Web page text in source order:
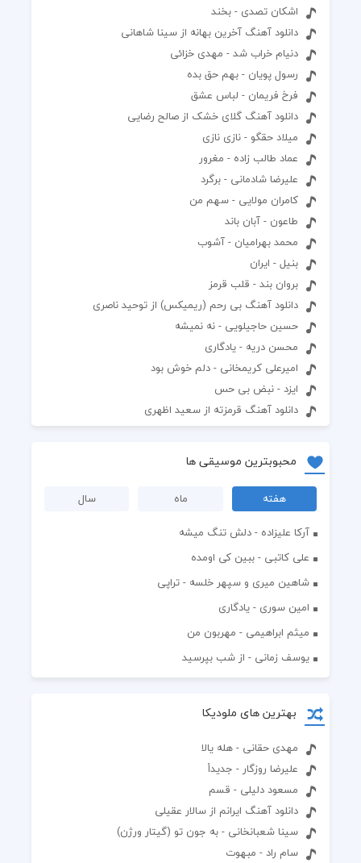
اشکان تصدی - بخند
دانلود آهنگ آخرین بهانه از سینا شاهانی
دنیام خراب شد - مهدی خزائی
رسول پویان - بهم حق بده
فرخ فریمان - لباس عشق
دانلود آهنگ گلای خشک از صالح رضایی
میلاد حقگو - نازی نازی
عماد طالب زاده - مغرور
علیرضا شادمانی - برگرد
کامران مولایی - سهم من
طاعون - آبان باند
محمد بهرامیان - آشوب
بنیل - ایران
بروان بند - قلب قرمز
دانلود آهنگ بی رحم (ریمیکس) از توحید ناصری
حسین حاجیلویی - نه نمیشه
محسن دریه - یادگاری
امیرعلی کریمخانی - دلم خوش بود
ایزد - نبض بی حس
دانلود آهنگ قرمزته از سعید اظهری
محبوبترین موسیقی ها
هفته ماه
سال
آرکا علیزاده - دلش تنگ میشه
علی کاتبی - ببین کی اومده
شاهین میری و سپهر خلسه - تراپی
امین سوری - یادگاری
میثم ابراهیمی - مهربون من
یوسف زمانی - از شب بپرسید
بهترین های ملودیکا
مهدی حقانی - هله یالا
علیرضا روزگار - جدیدأ
مسعود دلیلی - قسم
دانلود آهنگ ایرانم از سالار عقیلی
سینا شعبانخانی - به جون تو (گیتار ورژن)
سام راد - مبهوت